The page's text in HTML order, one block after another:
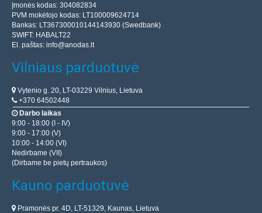
Įmonės kodas: 304082834
PVM mokėtojo kodas: LT100009624714
Bankas: LT367300010144143930 (Swedbank)
SWIFT: HABALT22
El. paštas: info@anodas.lt
Vilniaus parduotuvė
Vytenio g. 20, LT-03229 Vilnius, Lietuva
+370 64502448
Darbo laikas
9:00 - 18:00 (I - IV)
9:00 - 17:00 (V)
10:00 - 14:00 (VI)
Nedirbame (VII)
(Dirbame be pietų pertraukos)
Kauno parduotuvė
Pramonės pr. 4D, LT-51329, Kaunas, Lietuva